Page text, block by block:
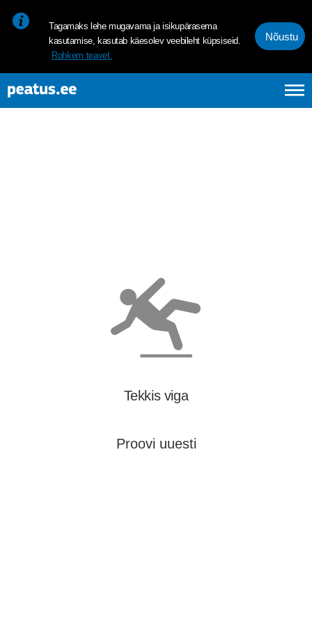
Tagamaks lehe mugavama ja isikupärasema
kasutamise, kasutab käesolev veebileht küpsiseid.
Rohkem teavet.
Nõustu
Tekkis viga
Proovi uuesti